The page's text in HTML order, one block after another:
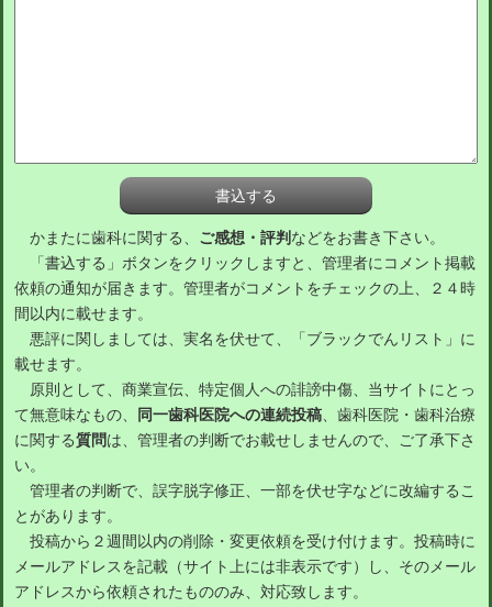
かまたに歯科に関する、 ご感想・評判 などをお書き下さい。
「書込する」ボタンをクリックしますと、管理者にコメント掲載
依頼の通知が届きます。管理者がコメントをチェックの上、２４時
間以内に載せます。
悪評に関しましては、実名を伏せて、「ブラックでんリスト」に
載せます。
原則として、商業宣伝、特定個人への誹謗中傷、当サイトにとっ
て無意味なもの、
同一歯科医院への連続投稿、歯科医院・歯科治療
に関する質問は、管理者の判断でお載せしませんので、ご了承下さ
い。
管理者の判断で、誤字脱字修正、一部を伏せ字などに改編するこ
とがあります。
投稿から２週間以内の削除・変更依頼を受け付けます。投稿時に
メールアドレスを記載（サイト上には非表示です）し、そのメール
アドレスから依頼されたもののみ、対応致します。